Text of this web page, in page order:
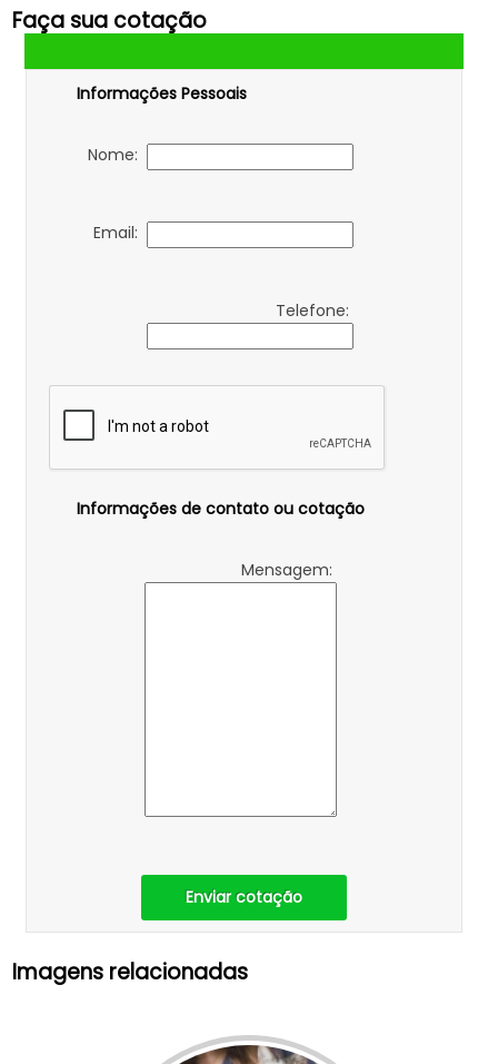
Faça sua cotação
Informações Pessoais
Nome:
Email:
Telefone:
Informações de contato ou cotação
Mensagem:
Enviar cotação
Imagens relacionadas